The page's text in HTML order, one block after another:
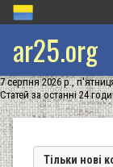
ar25.org
7 серпня 2026 р.,
Статей за останні 24
Тільки нові